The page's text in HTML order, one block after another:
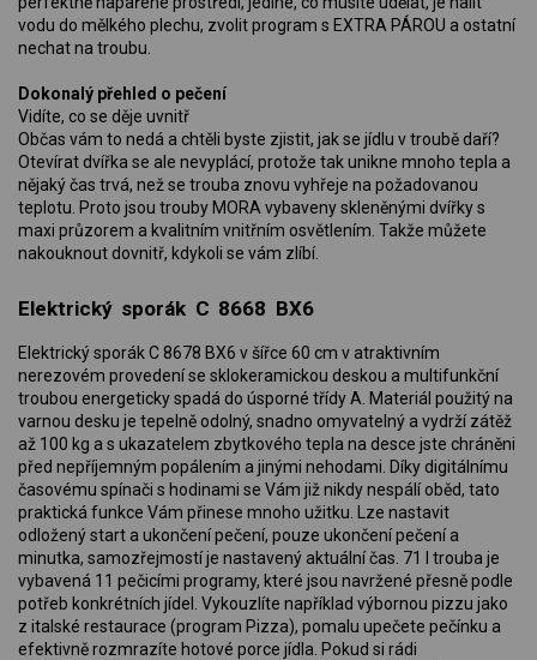
vodu do mělkého plechu, zvolit program s EXTRA PÁROU a ostatní
nechat na troubu.
Dokonalý přehled o pečení
Vidíte, co se děje uvnitř
Občas vám to nedá a chtěli byste zjistit, jak se jídlu v troubě daří?
Otevírat dvířka se ale nevyplácí, protože tak unikne mnoho tepla a
nějaký čas trvá, než se trouba znovu vyhřeje na požadovanou
teplotu. Proto jsou trouby MORA vybaveny skleněnými dvířky s
maxi průzorem a kvalitním vnitřním osvětlením. Takže můžete
nakouknout dovnitř, kdykoli se vám zlíbí.
Elektrický sporák C 8668 BX6
Elektrický sporák C 8678 BX6 v šířce 60 cm v atraktivním
nerezovém provedení se sklokeramickou deskou a multifunkční
troubou energeticky spadá do úsporné třídy A. Materiál použitý na
varnou desku je tepelně odolný, snadno omyvatelný a vydrží zátěž
až 100 kg a s ukazatelem zbytkového tepla na desce jste chráněni
před nepříjemným popálením a jinými nehodami. Díky digitálnímu
časovému spínači s hodinami se Vám již nikdy nespálí oběd, tato
praktická funkce Vám přinese mnoho užitku. Lze nastavit
odložený start a ukončení pečení, pouze ukončení pečení a
minutka, samozřejmostí je nastavený aktuální čas. 71 l trouba je
vybavená 11 pečicími programy, které jsou navržené přesně podle
potřeb konkrétních jídel. Vykouzlíte například výbornou pizzu jako
z italské restaurace (program Pizza), pomalu upečete pečínku a
efektivně rozmrazíte hotové porce jídla. Pokud si rádi